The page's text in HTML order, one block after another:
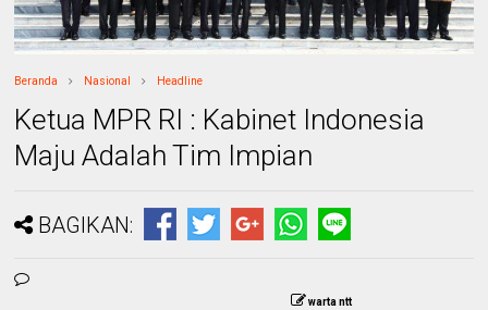
Beranda Nasional Headline
Ketua MPR RI : Kabinet Indonesia
Maju Adalah Tim Impian
BAGIKAN:
warta ntt